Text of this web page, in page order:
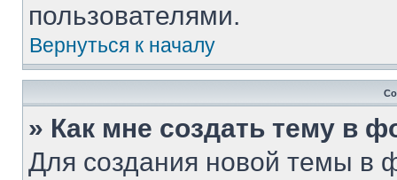
пользователями.
Вернуться к началу
» Как мне создать тему в
Для создания новой темы в